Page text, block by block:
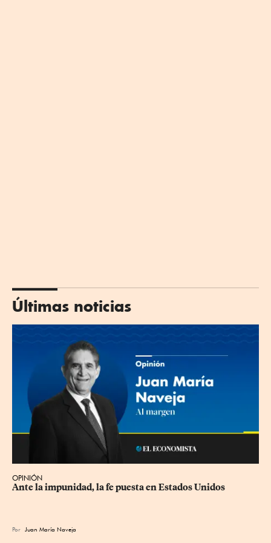
Últimas noticias
OPINIÓN
Ante la impunidad, la fe puesta en Estados Unidos
Por Juan María Naveja